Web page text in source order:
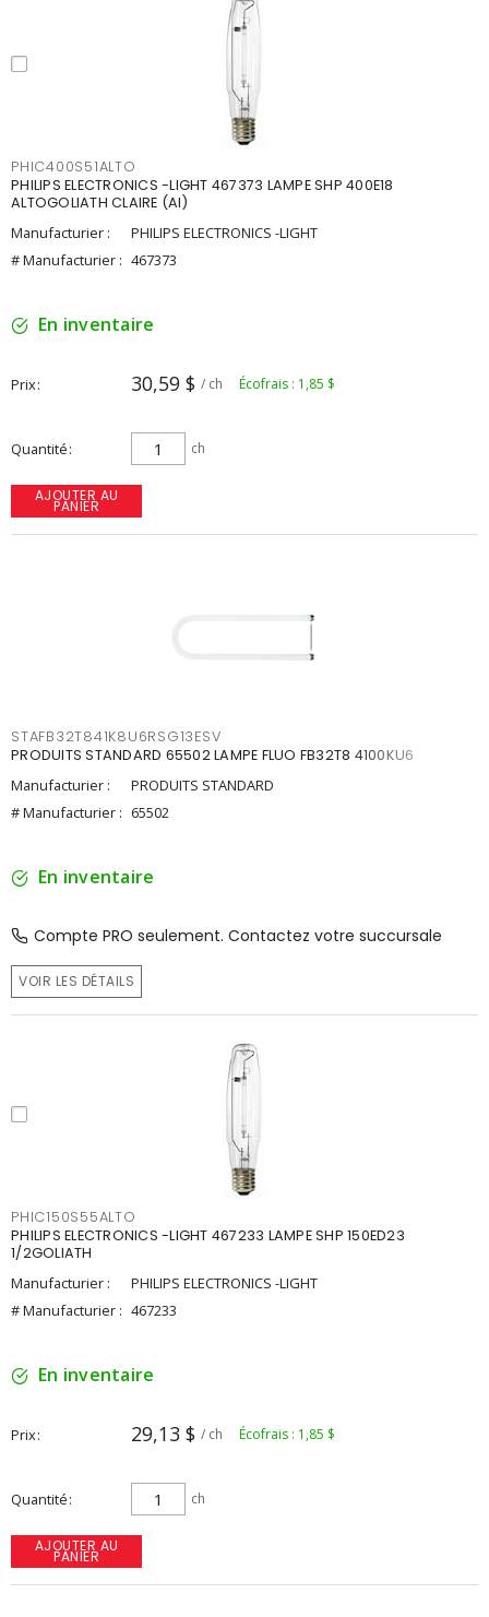
PHIC400S51ALTO
PHILIPS ELECTRONICS -LIGHT 467373 LAMPE SHP 400E18
ALTOGOLIATH CLAIRE (AI)
Manufacturier :
PHILIPS ELECTRONICS -LIGHT
# Manufacturier : 467373
En inventaire
Prix 30,59 $ / ch Écofrais : 1,85 $
Quantité ch
AJOUTER AU
PANIER
STAFB32T841K8U6RSG13ESV
PRODUITS STANDARD 65502 LAMPE FLUO FB32T8 4100KU6
Manufacturier :
PRODUITS STANDARD
# Manufacturier : 65502
En inventaire
Compte PRO seulement. Contactez votre succursale
VOIR LES DÉTAILS
PHIC150S55ALTO
PHILIPS ELECTRONICS -LIGHT 467233 LAMPE SHP 150ED23
1/2GOLIATH
Manufacturier :
PHILIPS ELECTRONICS -LIGHT
# Manufacturier : 467233
En inventaire
Prix 29,13 $ / ch Écofrais : 1,85 $
Quantité ch
AJOUTER AU
PANIER